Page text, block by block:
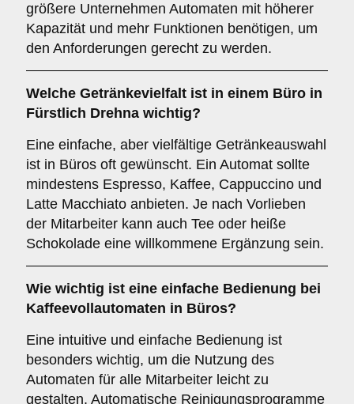
größere Unternehmen Automaten mit höherer
Kapazität und mehr Funktionen benötigen, um
den Anforderungen gerecht zu werden.
Welche Getränkevielfalt ist in einem Büro in
Fürstlich Drehna wichtig?
Eine einfache, aber vielfältige Getränkeauswahl
ist in Büros oft gewünscht. Ein Automat sollte
mindestens Espresso, Kaffee, Cappuccino und
Latte Macchiato anbieten. Je nach Vorlieben
der Mitarbeiter kann auch Tee oder heiße
Schokolade eine willkommene Ergänzung sein.
Wie wichtig ist eine einfache Bedienung bei
Kaffeevollautomaten in Büros?
Eine intuitive und einfache Bedienung ist
besonders wichtig, um die Nutzung des
Automaten für alle Mitarbeiter leicht zu
gestalten. Automatische Reinigungsprogramme